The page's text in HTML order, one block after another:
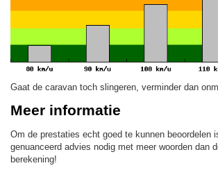
Gaat de caravan toch slingeren, verminder dan
Meer informatie
Om de prestaties echt goed te kunnen beoordelen
genuanceerd advies nodig met meer woorden dan
berekening!